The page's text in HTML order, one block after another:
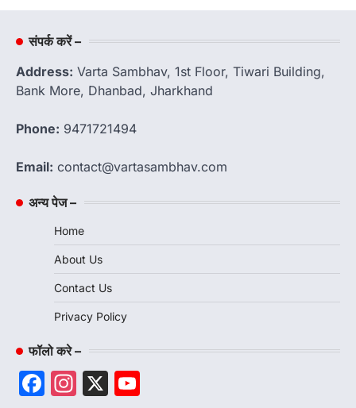
संपर्क करें –
Address: Varta Sambhav, 1st Floor, Tiwari Building,
Bank More, Dhanbad, Jharkhand
Phone: 9471721494
Email: contact@vartasambhav.com
अन्य पेज –
Home
About Us
Contact Us
Privacy Policy
फॉलो करे –
Facebook
Instagram
X